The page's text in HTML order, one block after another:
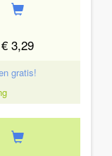
€ 3,29
gratis!